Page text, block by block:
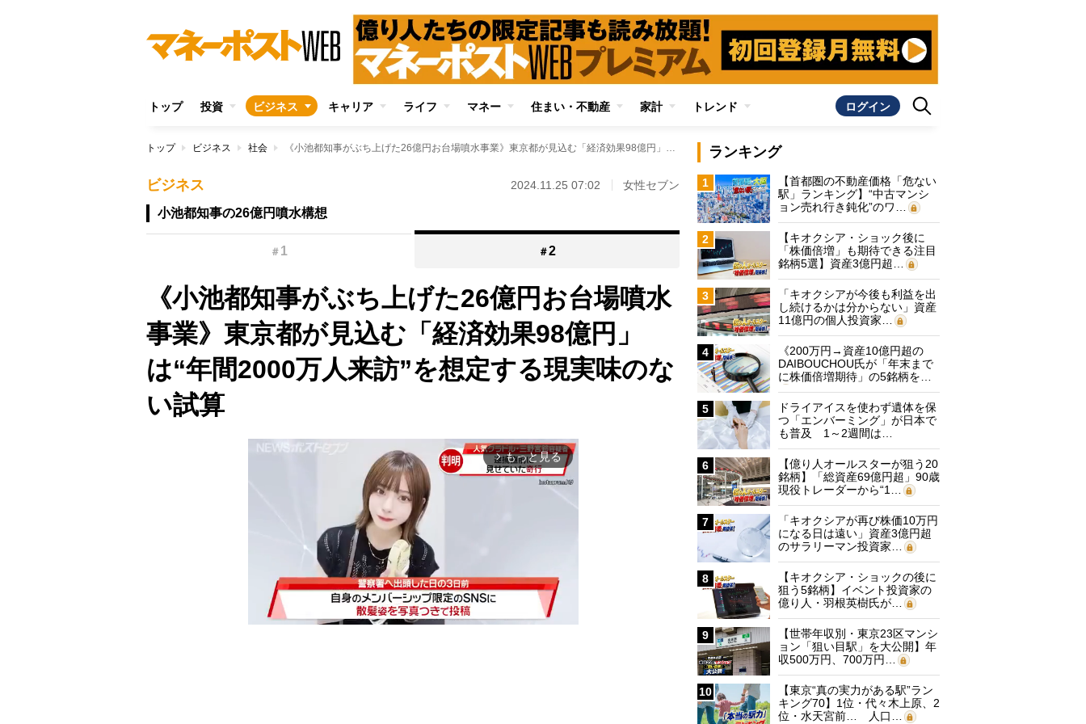
トップ 投資 ビジネス キャリア ライフ マネー 住まい・不動産 家計 トレンド ログイン
トップ ビジネス 社会 《小池都知事がぶち上げた26億円お台場噴水事業》東京都が見込む「経済効果98億円」は“年間2000万人来訪”を想定する現実味のない試算
ビジネス 2024.11.25 07:02 女性セブン
小池都知事の26億円噴水構想
＃ 1 ＃2
《小池都知事がぶち上げた26億円お台場噴水
事業》東京都が見込む「経済効果98億円」
は“年間2000万人来訪”を想定する現実味のな
い試算
arrow_forward_ios もっと見る
ランキング
1
【首都圏の不動産価格「危ない
駅」ランキング】“中古マンシ
ョン売れ行き鈍化”のワ…
2
【キオクシア・ショック後に
「株価倍増」も期待できる注目
銘柄5選】資産3億円超…
3
「キオクシアが今後も利益を出
し続けるかは分からない」資産
11億円の個人投資家…
4
《200万円→資産10億円超の
DAIBOUCHOU氏が「年末まで
に株価倍増期待」の5銘柄を…
5
ドライアイスを使わず遺体を保
つ「エンバーミング」が日本で
も普及 1～2週間は…
6
【億り人オールスターが狙う20
銘柄】「総資産69億円超」90歳
現役トレーダーから“1…
7
「キオクシアが再び株価10万円
になる日は遠い」資産3億円超
のサラリーマン投資家…
8
【キオクシア・ショックの後に
狙う5銘柄】イベント投資家の
億り人・羽根英樹氏が…
9
【世帯年収別・東京23区マンシ
ョン「狙い目駅」を大公開】年
収500万円、700万円…
10
【東京“真の実力がある駅”ラン
キング70】1位・代々木上原、2
位・水天宮前… 人口…